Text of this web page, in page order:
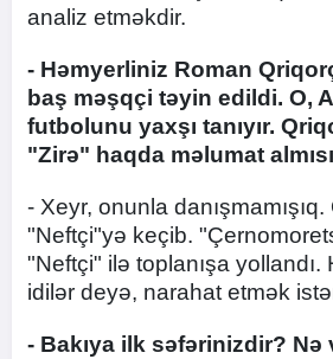
analiz etməkdir.
- Həmyerliniz Roman
baş məşqçi təyin edildi. O,
futbolunu yaxşı tanıyır.
"Zirə" haqda məlumat
- Xeyr, onunla danışmamışıq.
"Neftçi"yə keçib.
"Neftçi" ilə toplanışa yollandı.
idilər deyə, narahat etmək
- Bakıya ilk səfərinizdir? Nə